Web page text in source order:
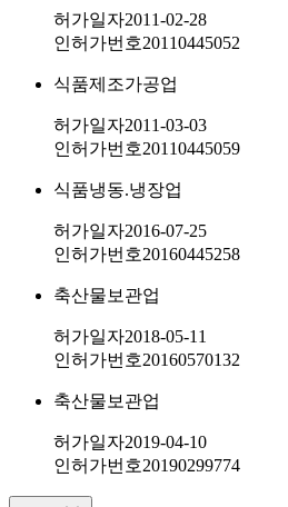
허가일자2011-02-28
인허가번호20110445052
식품제조가공업
허가일자2011-03-03
인허가번호20110445059
식품냉동.냉장업
허가일자2016-07-25
인허가번호20160445258
축산물보관업
허가일자2018-05-11
인허가번호20160570132
축산물보관업
허가일자2019-04-10
인허가번호20190299774